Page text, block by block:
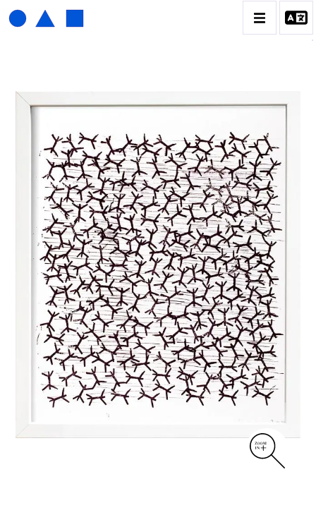
HENRI FOUCAULT
BIOGRAPHIE
CATALOGUE DES OEUVRES
01_SCULPTURE
02_PHOTOGRAPHIQUE
03_COLLAGES
04_DESSINS
05_MONOTYPE
06_ARCHIVES
CONTACT